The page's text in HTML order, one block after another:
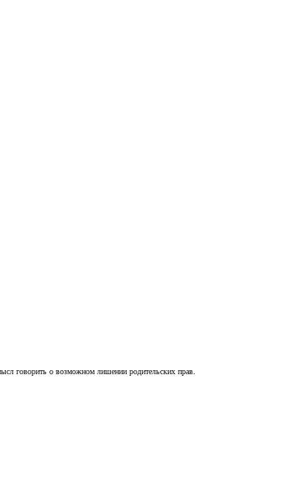
говорить о возможном лишении родительских прав.